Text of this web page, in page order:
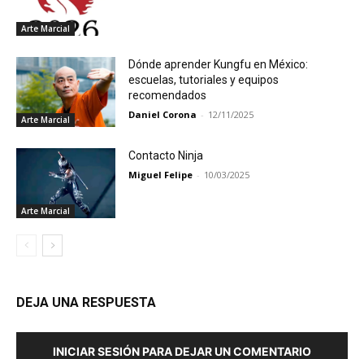
Arte Marcial
Arte Marcial
Dónde aprender Kungfu en México:
escuelas, tutoriales y equipos
recomendados
Daniel Corona - 12/11/2025
Arte Marcial
Contacto Ninja
Miguel Felipe - 10/03/2025
DEJA UNA RESPUESTA
INICIAR SESIÓN PARA DEJAR UN COMENTARIO